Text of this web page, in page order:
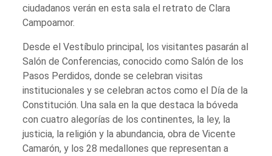
ciudadanos verán en esta sala el retrato de Clara
Campoamor.
Desde el Vestíbulo principal, los visitantes pasarán al
Salón de Conferencias, conocido como Salón de los
Pasos Perdidos, donde se celebran visitas
institucionales y se celebran actos como el Día de la
Constitución. Una sala en la que destaca la bóveda
con cuatro alegorías de los continentes, la ley, la
justicia, la religión y la abundancia, obra de Vicente
Camarón, y los 28 medallones que representan a